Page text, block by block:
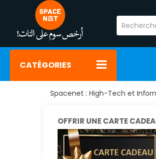
CATÉGORIES
Spacenet : High-Tech et
OFFRIR UNE CARTE